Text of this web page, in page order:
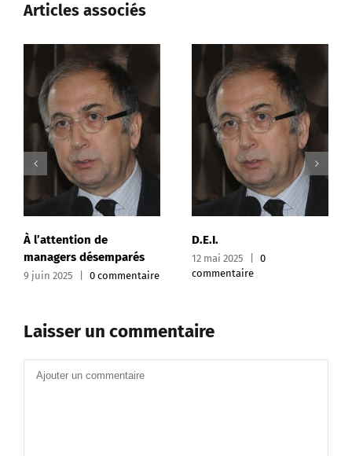
Articles associés
À l’attention de
managers désemparés
9 juin 2025 0 commentaire
D.E.I.
12 mai 2025
0
commentaire
Laisser un commentaire
Commentaire